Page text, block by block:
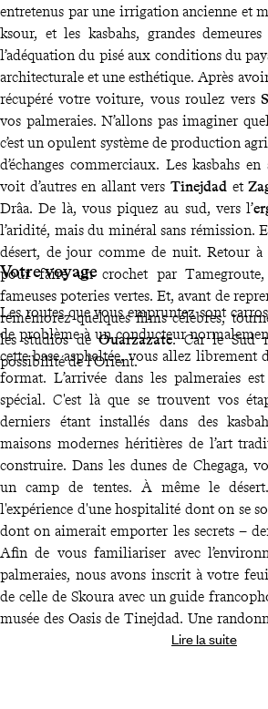
entretenus par une irrigation ancienne et
ksour, et les kasbahs, grandes
l’adéquation du pisé aux conditions du
architecturale et une esthétique. Après
récupéré votre voiture, vous roulez vers
vos palmeraies. N’allons pas imaginer
c’est un opulent système de production
d’échanges commerciaux. Les kasbahs
voit d’autres en allant vers Tinejdad et
Drâa. De là, vous piquez au sud, vers l’
l’aridité, mais du minéral sans rémission.
désert, de jour comme de nuit. Retour
pour faire un crochet par
fameuses poteries vertes. Et, avant de
remémorez quelques films célèbres,
les studios deOuarzazate. Car le Sud
possibilité de l’Orient.
Votre voyage
Les routes que vous empruntez sont
de problème à un conducteur
cette base asphaltée, vous allez librement
format. L’arrivée dans les palmeraies
spécial. C'est là que se trouvent vos
derniers étant installés dans des
maisons modernes héritières de l’art
construire. Dans les dunes de Chegaga,
un camp de tentes. À même le
l'expérience d'une hospitalité dont on se
dont on aimerait emporter les secrets –
Afin de vous familiariser avec
palmeraies, nous avons inscrit à votre
de celle de Skoura avec un guide
musée des Oasis de Tinejdad. Une
soi. Et si, chemin faisant, un désir
Lire la suite